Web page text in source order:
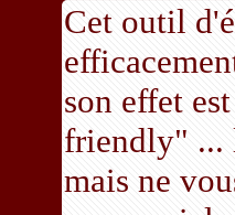
Cet outil
son effet
friendly" ...
mais ne